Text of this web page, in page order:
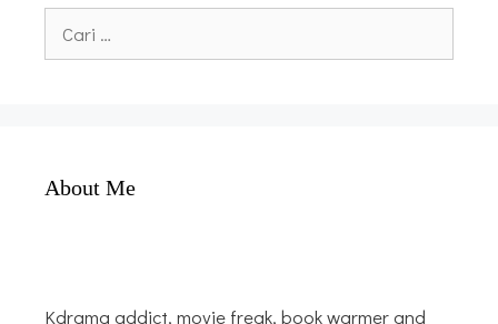
untuk:
About Me
Kdrama addict, movie freak, book warmer and